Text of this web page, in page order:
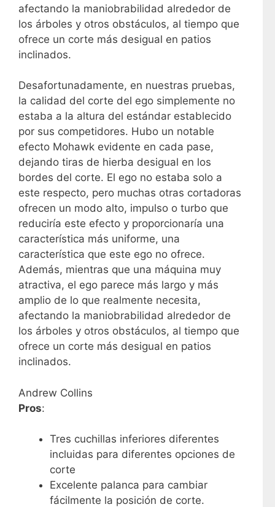
afectando la maniobrabilidad alrededor de
los árboles y otros obstáculos, al tiempo que
ofrece un corte más desigual en patios
inclinados.
Desafortunadamente, en nuestras pruebas,
la calidad del corte del ego simplemente no
estaba a la altura del estándar establecido
por sus competidores. Hubo un notable
efecto Mohawk evidente en cada pase,
dejando tiras de hierba desigual en los
bordes del corte. El ego no estaba solo a
este respecto, pero muchas otras cortadoras
ofrecen un modo alto, impulso o turbo que
reduciría este efecto y proporcionaría una
característica más uniforme, una
característica que este ego no ofrece.
Además, mientras que una máquina muy
atractiva, el ego parece más largo y más
amplio de lo que realmente necesita,
afectando la maniobrabilidad alrededor de
los árboles y otros obstáculos, al tiempo que
ofrece un corte más desigual en patios
inclinados.
Andrew Collins
Pros:
Tres cuchillas inferiores diferentes
incluidas para diferentes opciones de
corte
Excelente palanca para cambiar
fácilmente la posición de corte.